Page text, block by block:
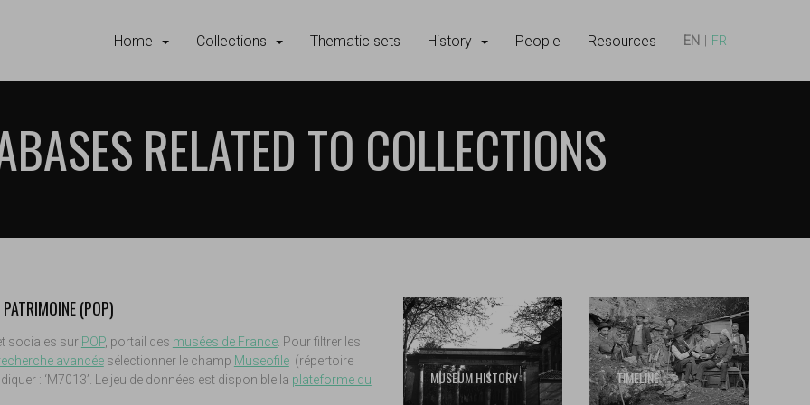
Home Collections Thematic sets History People Resources EN FR
RELATED TO COLLECTIONS
(POP)
sociales sur POP, portail des musées de France. Pour filtrer les
avancéesélectionner le champ Museofile(répertoire
: ‘M7013’. Le jeu de données est disponible la plateforme du
MUSEUM HISTORY TIMELINE